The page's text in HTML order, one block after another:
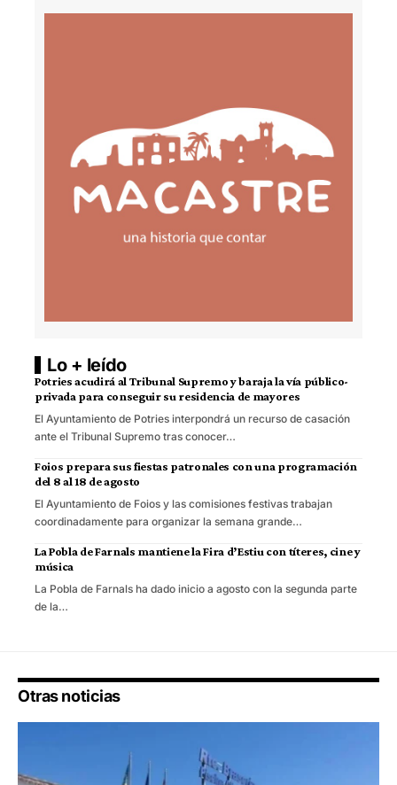
Lo + leído
Potries acudirá al Tribunal Supremo y baraja la vía público-
privada para conseguir su residencia de mayores
El Ayuntamiento de Potries interpondrá un recurso de casación
ante el Tribunal Supremo tras conocer…
Foios prepara sus fiestas patronales con una programación
del 8 al 18 de agosto
El Ayuntamiento de Foios y las comisiones festivas trabajan
coordinadamente para organizar la semana grande…
La Pobla de Farnals mantiene la Fira d’Estiu con títeres, cine y
música
La Pobla de Farnals ha dado inicio a agosto con la segunda parte
de la…
Otras noticias